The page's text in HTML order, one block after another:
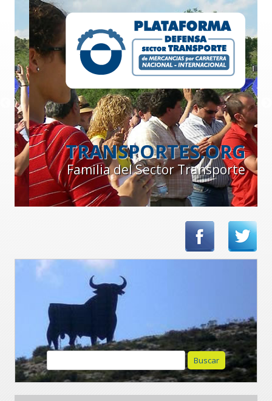
TRANSPORTES.ORG
Familia del Sector Transporte
Buscar: